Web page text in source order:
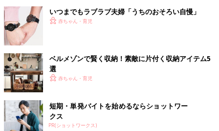
いつまでもラブラブ夫婦「うちのおそろい自慢」
赤ちゃん・育児
ベルメゾンで賢く収納！素敵に片付く収納アイテム5
選
赤ちゃん・育児
短期・単発バイトを始めるならショットワー
クス
PR(ショットワークス)